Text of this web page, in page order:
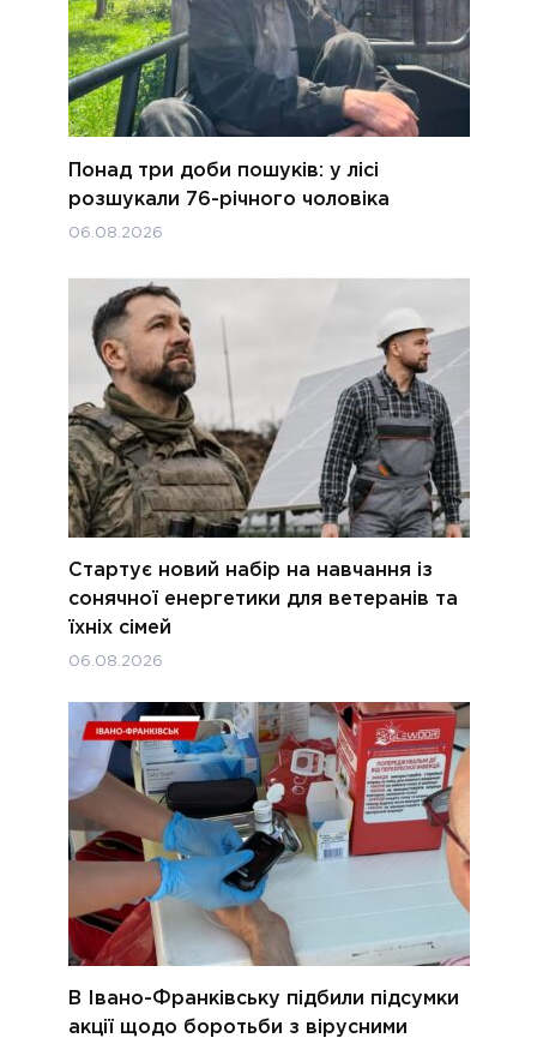
Понад три доби пошуків: у лісі
розшукали 76-річного чоловіка
06.08.2026
Стартує новий набір на навчання із
сонячної енергетики для ветеранів та
їхніх сімей
06.08.2026
В Івано-Франківську підбили підсумки
акції щодо боротьби з вірусними